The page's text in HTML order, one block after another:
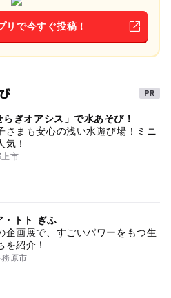
リで今すぐ投稿！
ぎオアシス」で水あそび！
さまも安心の浅い水遊び場！ミニ
気！
市
トト ぎふ
企画展で、すごいパワーをもつ生
を紹介！
原市